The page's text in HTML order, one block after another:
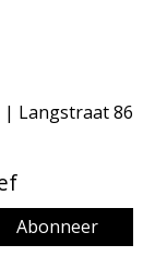
| Langstraat 86
Abonneer